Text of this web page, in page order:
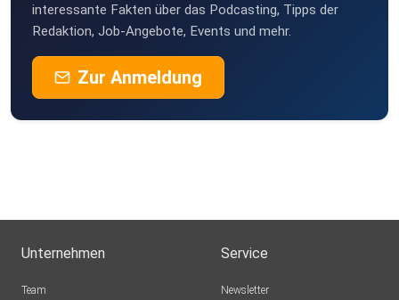
interessante Fakten über das Podcasting, Tipps der
Redaktion, Job-Angebote, Events und mehr.
Zur Anmeldung
Unternehmen
Team
Service
Newsletter